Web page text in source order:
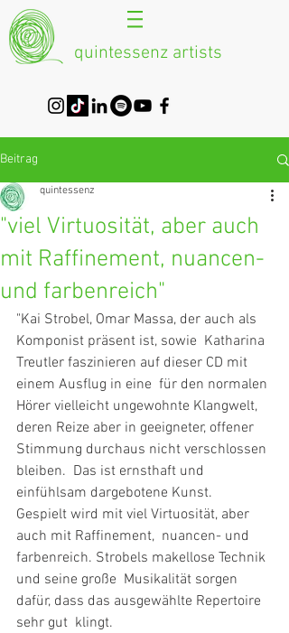
quintessenz artists
Beitrag
"viel Virtuosität, aber auch
mit Raffinement, nuancen-
und farbenreich"
quintessenz
"Kai Strobel, Omar Massa, der auch als
Komponist präsent ist, sowie  Katharina
Treutler faszinieren auf dieser CD mit
einem Ausflug in eine  für den normalen
Hörer vielleicht ungewohnte Klangwelt,
deren Reize aber in geeigneter, offener
Stimmung durchaus nicht verschlossen
bleiben.  Das ist ernsthaft und
einfühlsam dargebotene Kunst.
Gespielt wird mit viel Virtuosität, aber
auch mit Raffinement,  nuancen- und
farbenreich. Strobels makellose Technik
und seine große  Musikalität sorgen
dafür, dass das ausgewählte Repertoire
sehr gut  klingt.